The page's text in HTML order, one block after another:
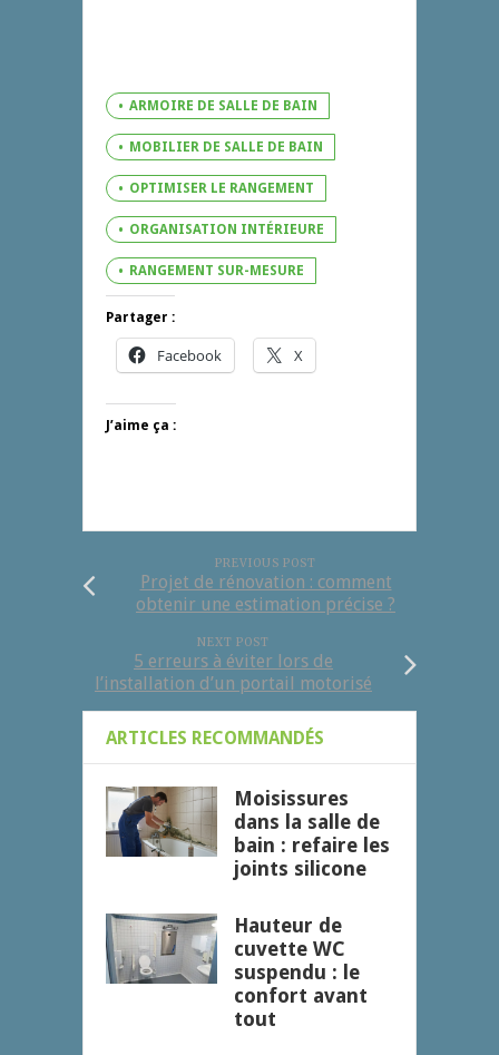
ARMOIRE DE SALLE DE BAIN
MOBILIER DE SALLE DE BAIN
OPTIMISER LE RANGEMENT
ORGANISATION INTÉRIEURE
RANGEMENT SUR-MESURE
Partager :
Facebook X
J’aime ça :
PREVIOUS POST
Projet de rénovation : comment
obtenir une estimation précise ?
NEXT POST
5 erreurs à éviter lors de
l’installation d’un portail motorisé
ARTICLES RECOMMANDÉS
Moisissures
dans la salle de
bain : refaire les
joints silicone
Hauteur de
cuvette WC
suspendu : le
confort avant
tout